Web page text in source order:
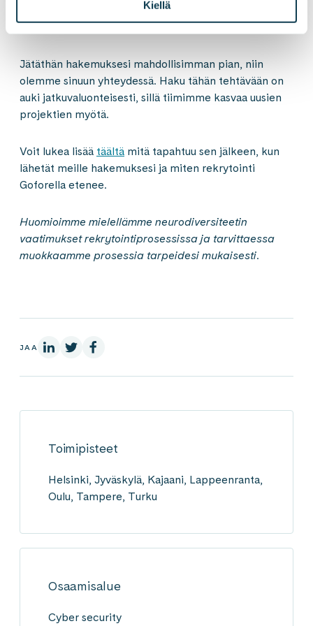
Kiellä
Kiinnostuitko?
Jätäthän hakemuksesi mahdollisimman pian, niin
olemme sinuun yhteydessä. Haku tähän tehtävään on
auki jatkuvaluonteisesti, sillä tiimimme kasvaa uusien
projektien myötä.
Voit lukea lisää täältä mitä tapahtuu sen jälkeen, kun
lähetät meille hakemuksesi ja miten rekrytointi
Goforella etenee.
Huomioimme mielellämme neurodiversiteetin
vaatimukset rekrytointiprosessissa ja tarvittaessa
muokkaamme prosessia tarpeidesi mukaisesti.
JAA LinkedInissä
X:ssäFacebookissa
Toimipisteet
Helsinki, Jyväskylä, Kajaani, Lappeenranta,
Oulu, Tampere, Turku
Osaamisalue
Cyber security